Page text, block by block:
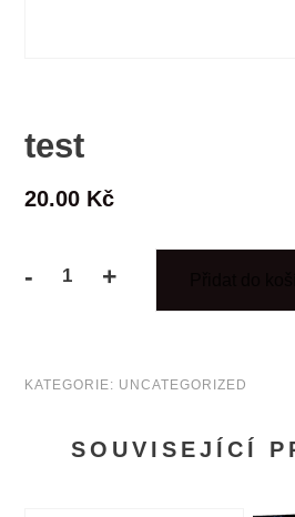
test
20.00 Kč
- +
KATEGORIE: UNCATEGORIZED
SOUVISEJÍCÍ